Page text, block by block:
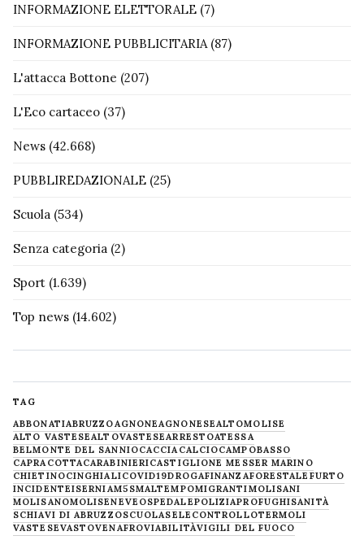
INFORMAZIONE ELETTORALE (7)
INFORMAZIONE PUBBLICITARIA (87)
L'attacca Bottone (207)
L'Eco cartaceo (37)
News (42.668)
PUBBLIREDAZIONALE (25)
Scuola (534)
Senza categoria (2)
Sport (1.639)
Top news (14.602)
TAG
ABBONATIABRUZZOAGNONEAGNONESEALTOMOLISE
ALTO VASTESEALTOVASTESEARRESTOATESSA
BELMONTE DEL SANNIOCACCIA CALCIOCAMPOBASSO
CAPRACOTTACARABINIERICASTIGLIONE MESSER MARINO
CHIETINOCINGHIALICOVID19DROGAFINANZAFORESTALE FURTO
INCIDENTEISERNIAM5SMALTEMPOMIGRANTIMOLISANI
MOLISANOMOLISENEVE OSPEDALEPOLIZIAPROFUGHISANITÀ
SCHIAVI DI ABRUZZOSCUOLASELECONTROLLOTERMOLI
VASTESEVASTOVENAFROVIABILITÀVIGILI DEL FUOCO